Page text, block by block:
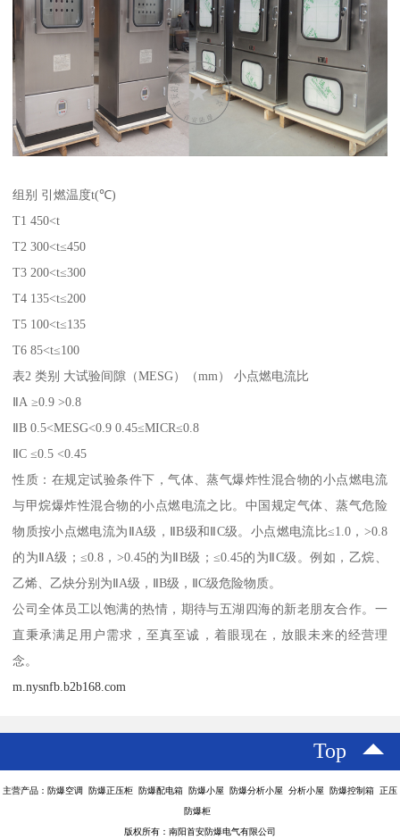
组别 引燃温度t(℃)
T1 450<t
T2 300<t≤450
T3 200<t≤300
T4 135<t≤200
T5 100<t≤135
T6 85<t≤100
表2 类别 大试验间隙（MESG）（mm） 小点燃电流比
ⅡA ≥0.9 >0.8
ⅡB 0.5<MESG<0.9 0.45≤MICR≤0.8
ⅡC ≤0.5 <0.45
性质：在规定试验条件下，气体、蒸气爆炸性混合物的小点燃电流
与甲烷爆炸性混合物的小点燃电流之比。中国规定气体、蒸气危险
物质按小点燃电流为ⅡA级，ⅡB级和ⅡC级。小点燃电流比≤1.0，>0.8
的为ⅡA级；≤0.8，>0.45的为ⅡB级；≤0.45的为ⅡC级。例如，乙烷、
乙烯、乙炔分别为ⅡA级，ⅡB级，ⅡC级危险物质。
公司全体员工以饱满的热情，期待与五湖四海的新老朋友合作。一
直秉承满足用户需求，至真至诚，着眼现在，放眼未来的经营理
念。
m.nysnfb.b2b168.com
Top
主营产品：防爆空调 防爆正压柜 防爆配电箱 防爆小屋 防爆分析小屋 分析小屋 防爆控制箱 正压
防爆柜
版权所有：南阳首安防爆电气有限公司